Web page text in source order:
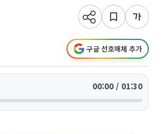
구글 선호매체 추가
00:00 / 01:30